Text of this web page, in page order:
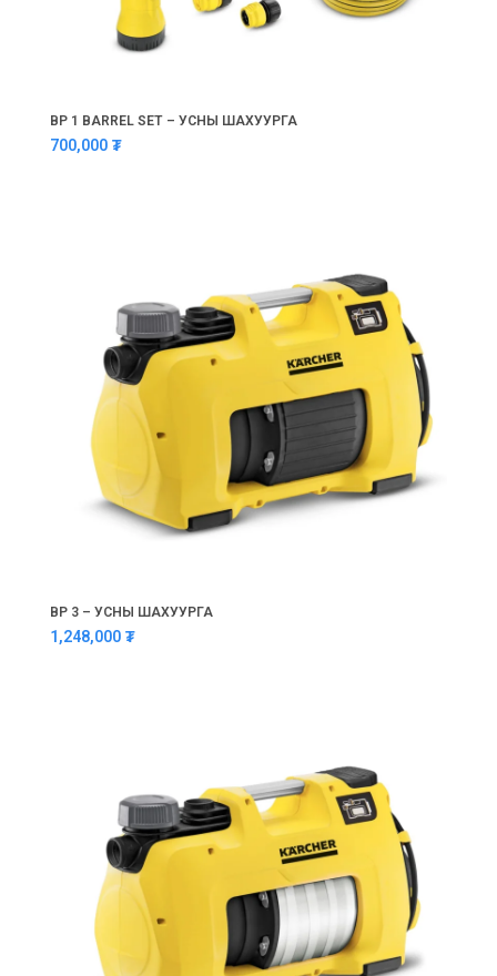
BP 1 BARREL SET – УСНЫ ШАХУУРГА
700,000 ₮
BP 3 – УСНЫ ШАХУУРГА
1,248,000 ₮